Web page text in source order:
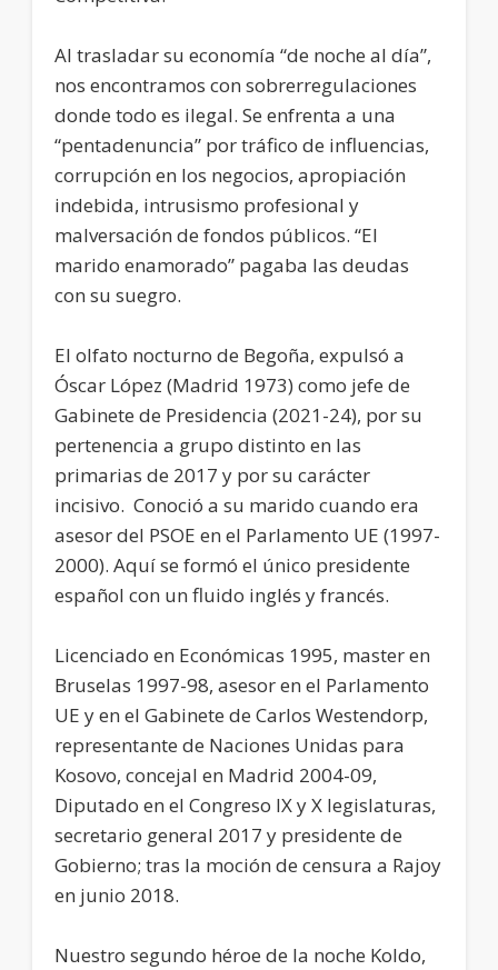
Al trasladar su economía “de noche al día”,
nos encontramos con sobrerregulaciones
donde todo es ilegal. Se enfrenta a una
“pentadenuncia” por tráfico de influencias,
corrupción en los negocios, apropiación
indebida, intrusismo profesional y
malversación de fondos públicos. “El
marido enamorado” pagaba las deudas
con su suegro.
El olfato nocturno de Begoña, expulsó a
Óscar López (Madrid 1973) como jefe de
Gabinete de Presidencia (2021-24), por su
pertenencia a grupo distinto en las
primarias de 2017 y por su carácter
incisivo. Conoció a su marido cuando era
asesor del PSOE en el Parlamento UE (1997-
2000). Aquí se formó el único presidente
español con un fluido inglés y francés.
Licenciado en Económicas 1995, master en
Bruselas 1997-98, asesor en el Parlamento
UE y en el Gabinete de Carlos Westendorp,
representante de Naciones Unidas para
Kosovo, concejal en Madrid 2004-09,
Diputado en el Congreso IX y X legislaturas,
secretario general 2017 y presidente de
Gobierno; tras la moción de censura a Rajoy
en junio 2018.
Nuestro segundo héroe de la noche Koldo,